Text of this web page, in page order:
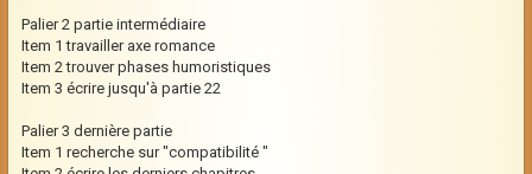
Palier 2 partie intermédiaire
Item 1 travailler axe romance
Item 2 trouver phases humoristiques
Item 3 écrire jusqu'à partie 22
Palier 3 dernière partie
Item 1 recherche sur "compatibilité "